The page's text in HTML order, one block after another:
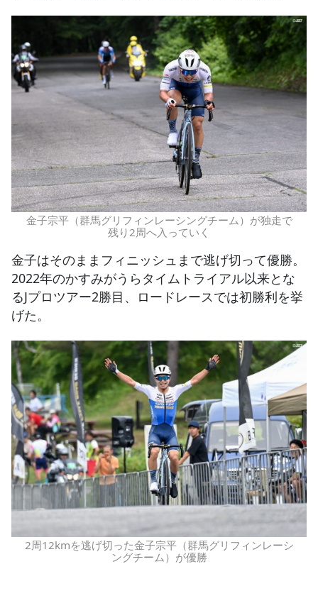
金子宗平（群馬グリフィンレーシングチーム）が独走で
残り2周へ入っていく
金子はそのままフィニッシュまで逃げ切って優勝。
2022年のかすみがうらタイムトライアル以来とな
るJプロツアー2勝目、ロードレースでは初勝利を挙
げた。
2周12kmを逃げ切った金子宗平（群馬グリフィンレーシ
ングチーム）が優勝